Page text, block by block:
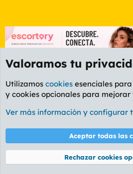
Foro General
Cookies
PL OLDSTYLE
Términos y reglas
Community platform by XenForo® © 2010-2026
Valoramos tu
Utilizamos cookies esenciales
y cookies opcionales para mejorar
Ver más información y configurar
Aceptar todas las
Rechazar cookies